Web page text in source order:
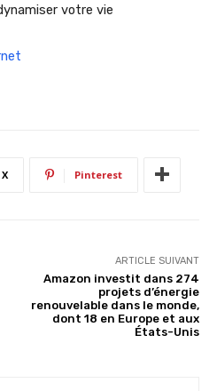
votre vie
X Pinterest
ARTICLE SUIVANT
Amazon investit dans 274
projets d’énergie
renouvelable dans le monde,
dont 18 en Europe et aux
États-Unis